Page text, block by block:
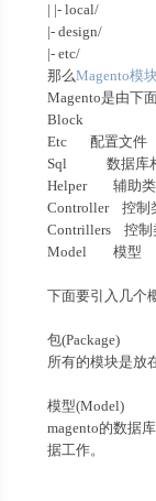
| |- local/
|- design/
|- etc/
那么Magento模
Magento是由下
Block
Etc 配置文件
Sql 数据库相
Helper 辅助类
Controller 控制
Contrillers 控制
Model 模型
下面要引入几个
包(Package)
所有的模块是放
模型(Model)
magento的数据
据工作。